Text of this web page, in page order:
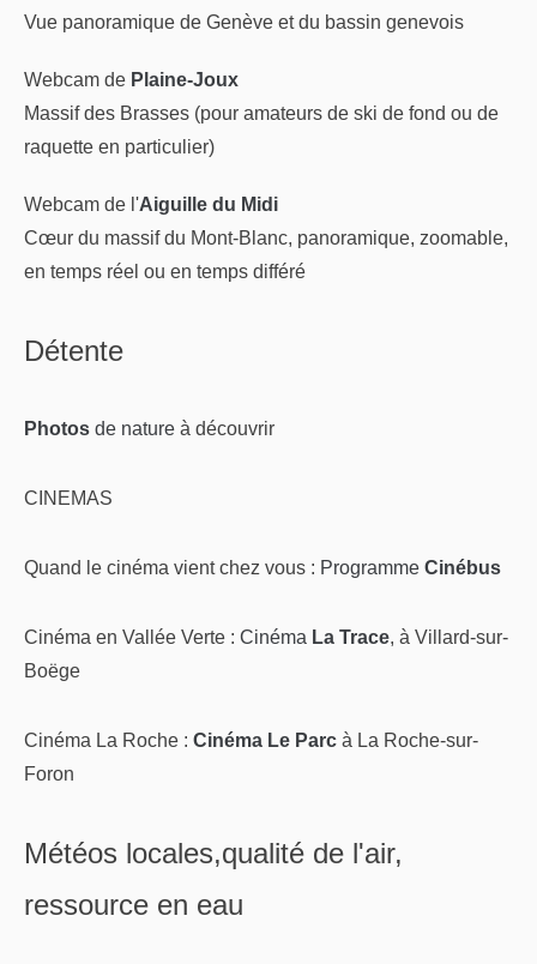
Vue panoramique de Genève et du bassin genevois
Webcam de Plaine-Joux
Massif des Brasses (pour amateurs de ski de fond ou de
raquette en particulier)
Webcam de l'Aiguille du Midi
Cœur du massif du Mont-Blanc, panoramique, zoomable,
en temps réel ou en temps différé
Détente
Photos de nature à découvrir
CINEMAS
Quand le cinéma vient chez vous : Programme Cinébus
Cinéma en Vallée Verte : Cinéma La Trace, à Villard-sur-
Boëge
Cinéma La Roche : Cinéma Le Parc à La Roche-sur-
Foron
Météos locales,qualité de l'air,
ressource en eau